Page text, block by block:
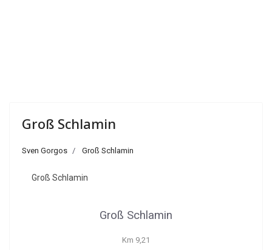
Groß Schlamin
Sven Gorgos Groß Schlamin
Groß Schlamin
Groß Schlamin
Km 9,21